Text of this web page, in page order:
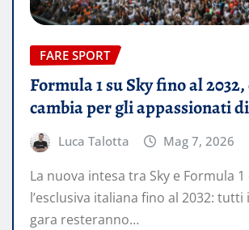
FARE SPORT
Formula 1 su Sky fino al 2032,
cambia per gli appassionati
Luca Talotta Mag 7, 2026
La nuova intesa tra Sky e Formula
l’esclusiva italiana fino al 2032: tutti
gara resteranno…